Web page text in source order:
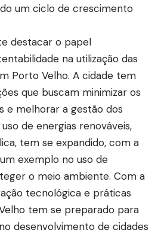
um ciclo de crescimento
destacar o papel
na utilização das
Porto Velho. A cidade tem
que buscam minimizar os
e melhorar a gestão dos
de energias renováveis,
tem se expandido, com a
exemplo no uso de
o meio ambiente. Com a
tecnológica e práticas
tem se preparado para
desenvolvimento de cidades